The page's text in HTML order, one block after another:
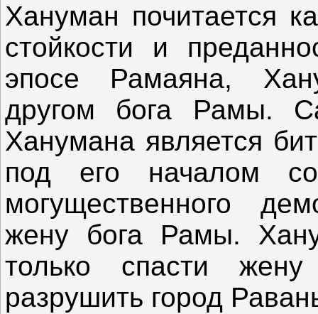
Хануман почитается
стойкости и
эпосе Рамаяна,
другом бога Рамы.
Ханумана является
под его началом
могущественного
жену бога Рамы.
только спасти
разрушить город